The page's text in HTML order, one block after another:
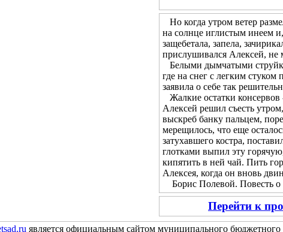
Но когда утром ветер
на солнце иглистым инеем
защебетала, запела,
прислушивался Алексей, не
Белыми дымчатыми
где на снег с легким
заявила о себе так
Жалкие остатки
Алексей решил съесть
выскреб банку пальцем,
мерещилось, что еще
затухавшего костра,
глотками выпил эту
кипятить в ней чай. Пить
Алексея, когда он вновь
Борис Полевой. Повесть о
Перейти к
является официальным сайтом муниципального